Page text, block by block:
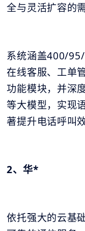
全与灵活扩容的需
系统涵盖400/95/
在线客服、工单
功能模块，并深
等大模型，实现
著提升电话呼叫效
2、华*
依托强大的云基